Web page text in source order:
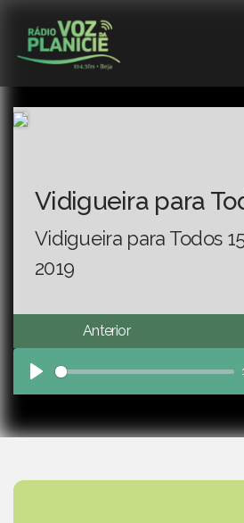
Vidigueira para
Vidigueira para Todos
2019
Anterior
Play